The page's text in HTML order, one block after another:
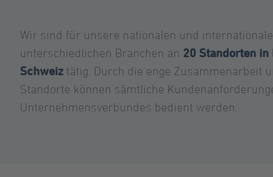
Wir sind für unsere nationalen und
unterschiedlichen Branchen an 20 Standorten
Schweiztätig. Durch die enge Zusammenarbeit
Standorte können sämtliche
Unternehmensverbundes bedient werden.